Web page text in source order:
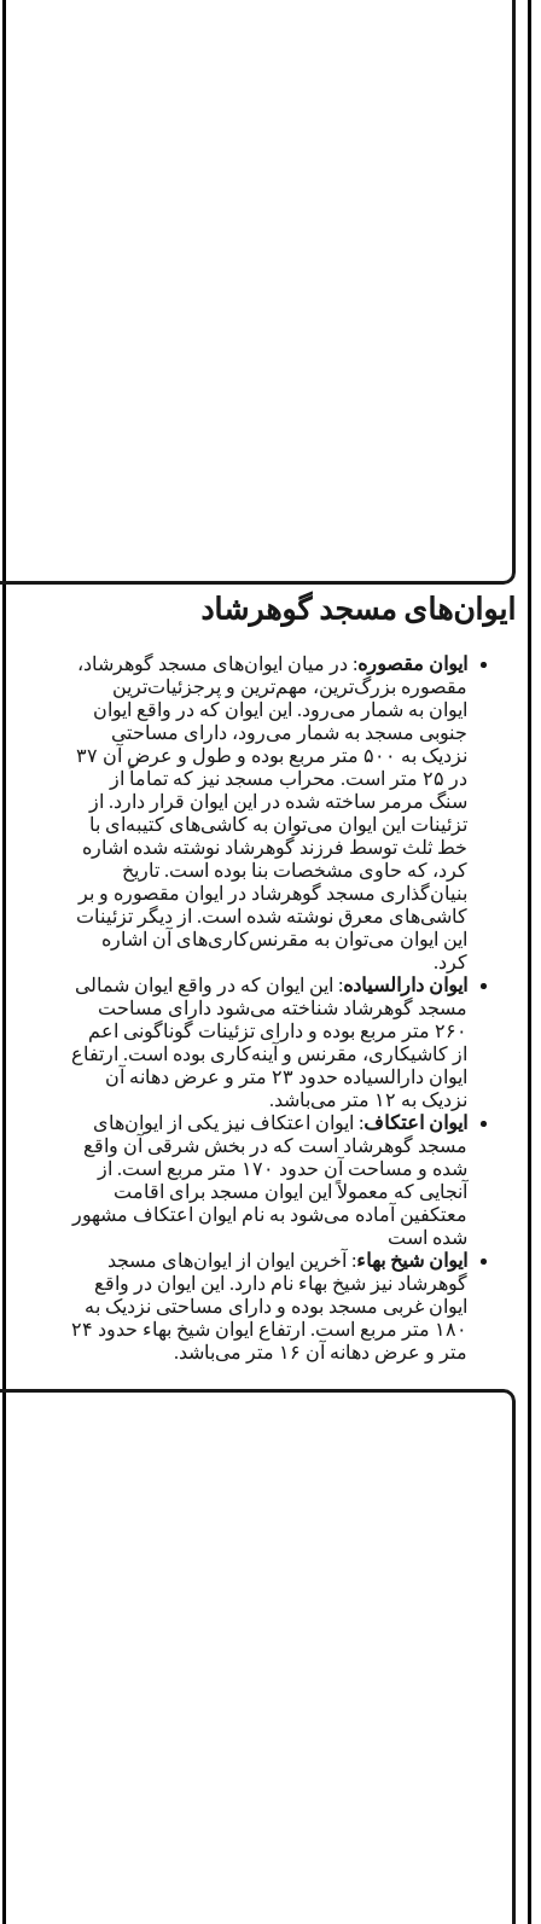
ایوان‌های مسجد گوهرشاد
ایوان مقصوره: در میان ایوان‌های مسجد گوهرشاد،
مقصوره بزرگ‌ترین، مهم‌ترین و پرجزئیات‌ترین
ایوان به شمار می‌رود. این ایوان که در واقع ایوان
جنوبی مسجد به شمار می‌رود، دارای مساحتی
نزدیک به ۵۰۰ متر مربع بوده و طول و عرض آن ۳۷
در ۲۵ متر است. محراب مسجد نیز که تماماً از
سنگ مرمر ساخته شده در این ایوان قرار دارد. از
تزئینات این ایوان می‌توان به کاشی‌های کتیبه‌ای با
خط ثلث توسط فرزند گوهرشاد نوشته شده اشاره
کرد، که حاوی مشخصات بنا بوده است. تاریخ
بنیان‌گذاری مسجد گوهرشاد در ایوان مقصوره و بر
کاشی‌های معرق نوشته شده است. از دیگر تزئینات
این ایوان می‌توان به مقرنس‌کاری‌های آن اشاره
کرد.
ایوان دارالسیاده: این ایوان که در واقع ایوان شمالی
مسجد گوهرشاد شناخته می‌شود دارای مساحت
۲۶۰ متر مربع بوده و دارای تزئینات گوناگونی اعم
از کاشیکاری، مقرنس و آینه‌کاری بوده است. ارتفاع
ایوان دارالسیاده حدود ۲۳ متر و عرض دهانه آن
نزدیک به ۱۲ متر می‌باشد.
ایوان اعتکاف: ایوان اعتکاف نیز یکی از ایوان‌های
مسجد گوهرشاد است که در بخش شرقی آن واقع
شده و مساحت آن حدود ۱۷۰ متر مربع است. از
آنجایی که معمولاً این ایوان مسجد برای اقامت
معتکفین آماده می‌شود به نام ایوان اعتکاف مشهور
شده است
ایوان شیخ بهاء: آخرین ایوان از ایوان‌های مسجد
گوهرشاد نیز شیخ بهاء نام دارد. این ایوان در واقع
ایوان غربی مسجد بوده و دارای مساحتی نزدیک به
۱۸۰ متر مربع است. ارتفاع ایوان شیخ بهاء حدود ۲۴
متر و عرض دهانه آن ۱۶ متر می‌باشد.